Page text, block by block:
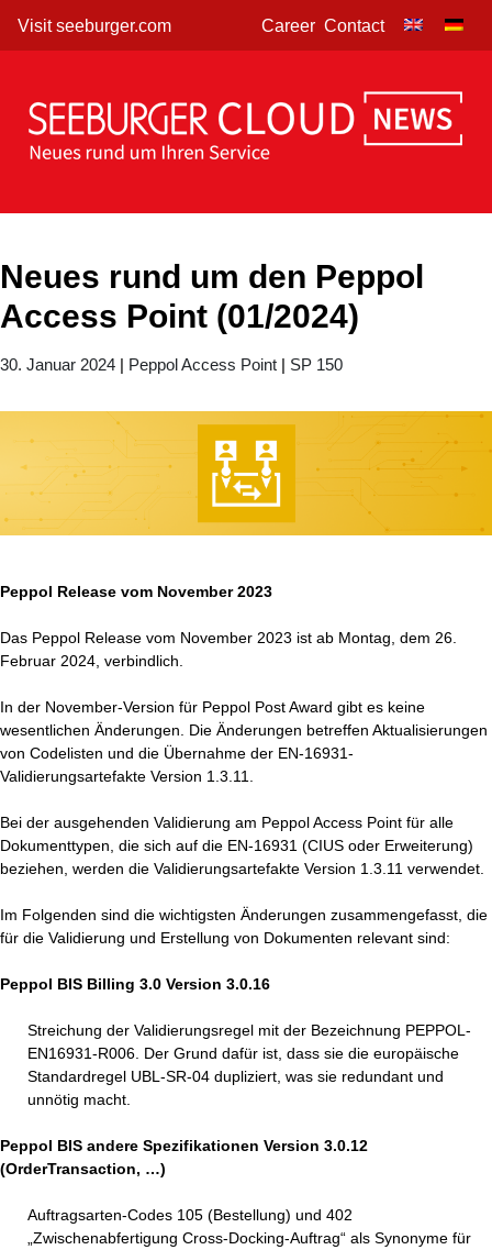
Visit seeburger.com Career Contact
Neues rund um den Peppol
Access Point (01/2024)
30. Januar 2024 | Peppol Access Point | SP 150
Peppol Release vom November 2023
Das Peppol Release vom November 2023 ist ab Montag, dem 26.
Februar 2024, verbindlich.
In der November-Version für Peppol Post Award gibt es keine
wesentlichen Änderungen. Die Änderungen betreffen Aktualisierungen
von Codelisten und die Übernahme der EN-16931-
Validierungsartefakte Version 1.3.11.
Bei der ausgehenden Validierung am Peppol Access Point für alle
Dokumenttypen, die sich auf die EN-16931 (CIUS oder Erweiterung)
beziehen, werden die Validierungsartefakte Version 1.3.11 verwendet.
Im Folgenden sind die wichtigsten Änderungen zusammengefasst, die
für die Validierung und Erstellung von Dokumenten relevant sind:
Peppol BIS Billing 3.0 Version 3.0.16
Streichung der Validierungsregel mit der Bezeichnung PEPPOL-
EN16931-R006. Der Grund dafür ist, dass sie die europäische
Standardregel UBL-SR-04 dupliziert, was sie redundant und
unnötig macht.
Peppol BIS andere Spezifikationen Version 3.0.12
(OrderTransaction, …)
Auftragsarten-Codes 105 (Bestellung) und 402
„Zwischenabfertigung Cross-Docking-Auftrag“ als Synonyme für